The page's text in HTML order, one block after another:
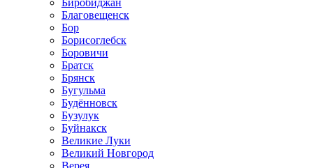
Биробиджан
Благовещенск
Бор
Борисоглебск
Боровичи
Братск
Брянск
Бугульма
Будённовск
Бузулук
Буйнакск
Великие Луки
Великий Новгород
Верея